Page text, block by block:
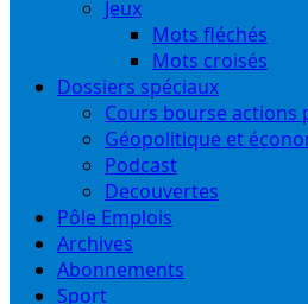
Jeux
Mots fléchés
Mots croisés
Dossiers spéciaux
Cours bourse actions
Géopolitique et
Podcast
Decouvertes
Pôle Emplois
Archives
Abonnements
Sport